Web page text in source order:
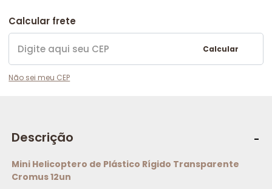
Calcular frete
Calcular
Não sei meu CEP
Descrição
Mini Helicoptero de Plástico Rígido Transparente
Cromus 12un